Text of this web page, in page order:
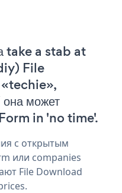
take a stab at
File
она может
in 'no time'.
с открытым
или companies
File Download